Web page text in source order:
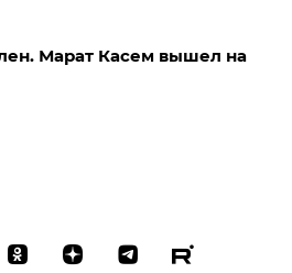
Марат Касем вышел на